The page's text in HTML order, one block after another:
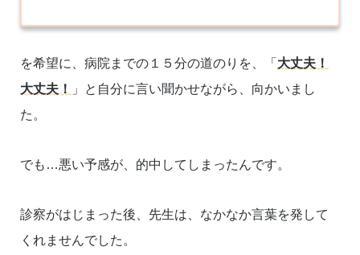
を希望に、病院までの１５分の道のりを、「 大丈夫！
大丈夫！
」と自分に言い聞かせながら、向かいまし
た。
でも…悪い予感が、的中してしまったんです。
診察がはじまった後、先生は、なかなか言葉を発して
くれませんでした。